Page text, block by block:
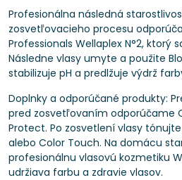
Profesionálna následná
zosvetľovacieho procesu
Professionals Wellaplex N°2, ktorý
Následne vlasy umyte a použite
stabilizuje pH a predlžuje výdrž
Doplnky a odporúčané produkty:
pred zosvetľovaním odporúčame
Protect. Po zosvetlení vlasy
alebo Color Touch. Na domácu
profesionálnu vlasovú kozmetiku
udržiava farbu a zdravie vlasov.